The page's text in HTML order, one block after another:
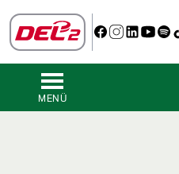
MENÜ